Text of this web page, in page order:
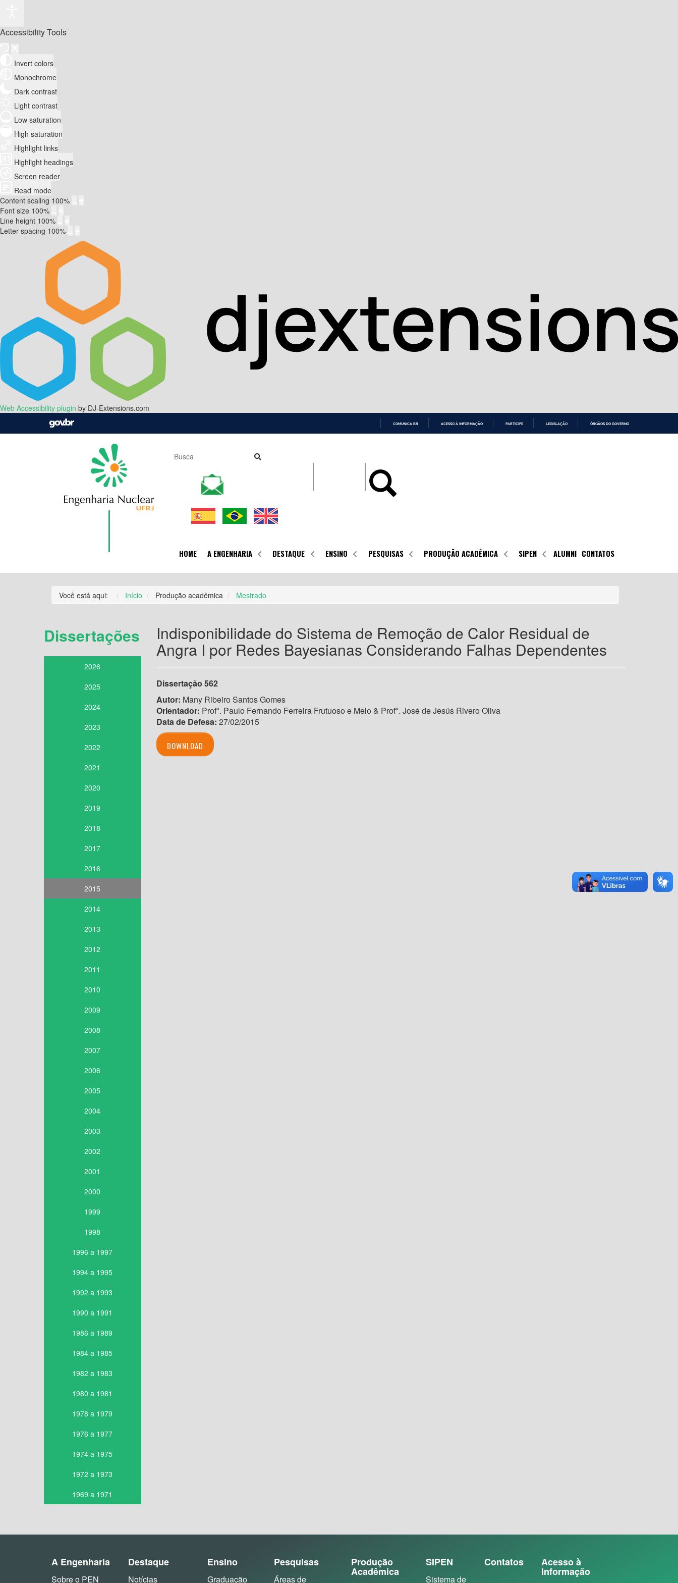
Accessibility Tools
Invert colors
Monochrome
Dark contrast
Light contrast
Low saturation
High saturation
Highlight links
Highlight headings
Screen reader
Read mode
Content scaling 100%
Font size 100%
Line height 100%
Letter spacing 100%
Web Accessibility plugin by DJ-Extensions.com
COMUNICA BR ACESSO À INFORMAÇÃO PARTICIPE LEGISLAÇÃO ÓRGÃOS DO GOVERNO
HOME A ENGENHARIA DESTAQUE ENSINO PESQUISAS PRODUÇÃO ACADÊMICA SIPEN ALUMNI CONTATOS
Você está aqui: Início Produção acadêmica Mestrado
Dissertações
2026
2025
2024
2023
2022
2021
2020
2019
2018
2017
2016
2015
2014
2013
2012
2011
2010
2009
2008
2007
2006
2005
2004
2003
2002
2001
2000
1999
1998
1996 a 1997
1994 a 1995
1992 a 1993
1990 a 1991
1986 a 1989
1984 a 1985
1982 a 1983
1980 a 1981
1978 a 1979
1976 a 1977
1974 a 1975
1972 a 1973
1969 a 1971
Indisponibilidade do Sistema de Remoção de Calor Residual de
Angra I por Redes Bayesianas Considerando Falhas Dependentes
Dissertação 562
Autor: Many Ribeiro Santos Gomes
Orientador: Profº. Paulo Fernando Ferreira Frutuoso e Melo & Profº. José de Jesús Rivero Oliva
Data de Defesa: 27/02/2015
DOWNLOAD
A Engenharia
Sobre o PEN
Destaque
Notícias
Ensino
Graduação
Pesquisas
Áreas de
Produção
Acadêmica
SIPEN
Sistema de
Contatos Acesso à
Informação